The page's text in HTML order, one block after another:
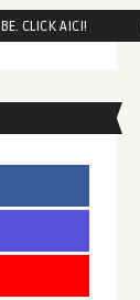
CLICK AICI!